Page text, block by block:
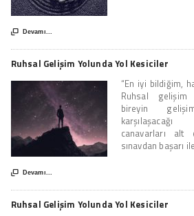
 Devamı...
Ruhsal Gelişim Yolunda Yol Kesiciler
“En iyi bildiğim,
Ruhsal
bireyin
canavarları
sınavdan başarı
 Devamı...
Ruhsal Gelişim Yolunda Yol Kesiciler